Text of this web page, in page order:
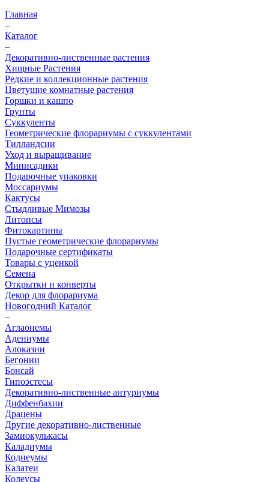
Главная
–
Каталог
–
Декоративно-лиственные растения
Хищные Растения
Редкие и коллекционные растения
Цветущие комнатные растения
Горшки и кашпо
Грунты
Суккуленты
Геометрические флорариумы с суккулентами
Тилландсии
Уход и выращивание
Минисадики
Подарочные упаковки
Моссариумы
Кактусы
Стыдливые Мимозы
Литопсы
Фитокартины
Пустые геометрические флорариумы
Подарочные сертификаты
Товары с уценкой
Семена
Открытки и конверты
Декор для флорариума
Новогодний Каталог
–
Аглаонемы
Адениумы
Алоказии
Бегонии
Бонсай
Гипоэстесы
Декоративно-лиственные антуриумы
Диффенбахии
Драцены
Другие декоративно-лиственные
Замиокулькасы
Каладиумы
Кодиеумы
Калатеи
Колеусы